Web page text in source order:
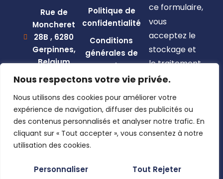
Nous respectons votre vie privée.
Nous utilisons des cookies pour améliorer votre
expérience de navigation, diffuser des publicités ou
des contenus personnalisés et analyser notre trafic. En
cliquant sur « Tout accepter », vous consentez à notre
utilisation des cookies.
Personnaliser Tout Rejeter
Rue de
Moncheret
28B , 6280
Gerpinnes,
Belgium
+32 492
marcellin@gerpiagri.be
BE
0793.946.582
Politique de
confidentialité
Conditions
générales de
vente
ce formulaire,
vous
acceptez le
stockage et
le traitement
de vos
ce site web.
S'inscrire